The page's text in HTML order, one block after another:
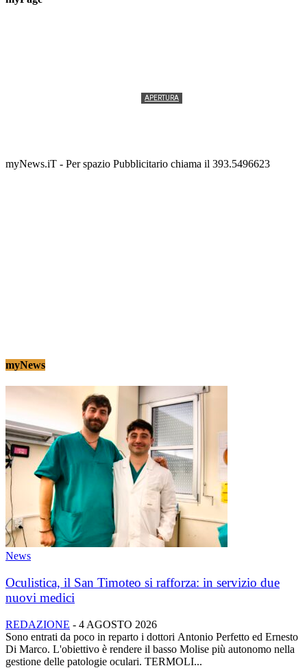
APERTURA
myNews.iT - Per spazio Pubblicitario chiama il 393.5496623
myNews
News
Oculistica, il San Timoteo si rafforza: in servizio due
nuovi medici
REDAZIONE - 4 AGOSTO 2026
Sono entrati da poco in reparto i dottori Antonio Perfetto ed Ernesto
Di Marco. L'obiettivo è rendere il basso Molise più autonomo nella
gestione delle patologie oculari. TERMOLI...